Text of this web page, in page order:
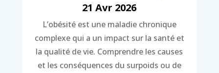
21 Avr 2026
L’obésité est une maladie chronique
complexe qui a un impact sur la santé et
la qualité de vie. Comprendre les causes
et les conséquences du surpoids ou de